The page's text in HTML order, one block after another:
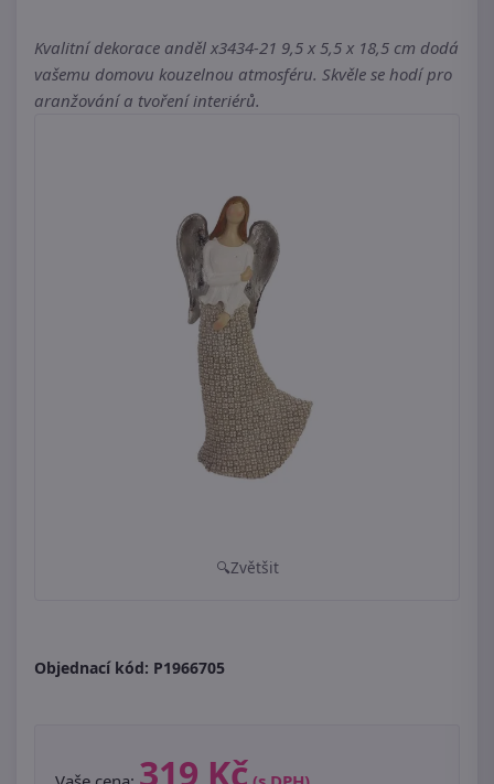
Kvalitní dekorace anděl x3434-21 9,5 x 5,5 x 18,5 cm dodá
vašemu domovu kouzelnou atmosféru. Skvěle se hodí pro
aranžování a tvoření interiérů.
Zvětšit
Objednací kód: P1966705
319 Kč